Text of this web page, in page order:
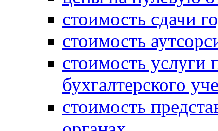
стоимость сдачи
стоимость
стоимость услуги
бухгалтерского
стоимость